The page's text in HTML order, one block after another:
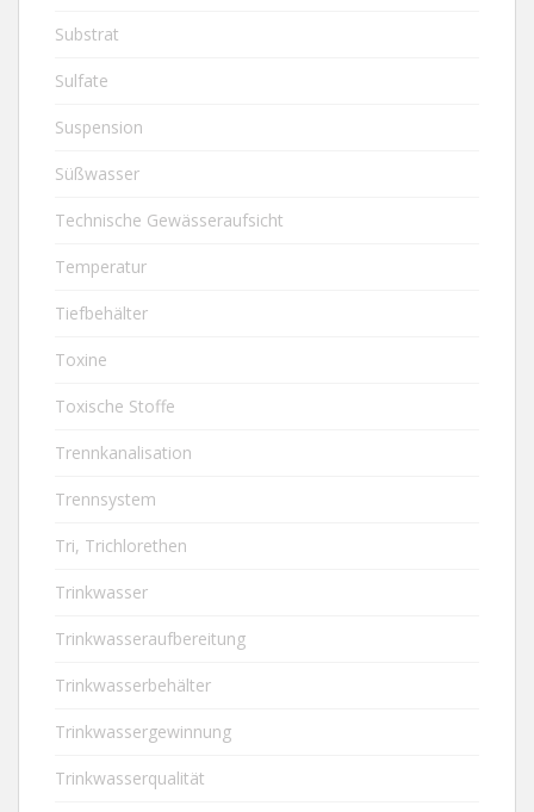
Substrat
Sulfate
Suspension
Süßwasser
Technische Gewässeraufsicht
Temperatur
Tiefbehälter
Toxine
Toxische Stoffe
Trennkanalisation
Trennsystem
Tri, Trichlorethen
Trinkwasser
Trinkwasseraufbereitung
Trinkwasserbehälter
Trinkwassergewinnung
Trinkwasserqualität